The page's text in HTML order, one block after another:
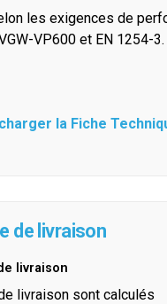
les exigences de
VP600 et EN 1254-3.
la Fiche
de livraison
livraison
livraison sont calculés